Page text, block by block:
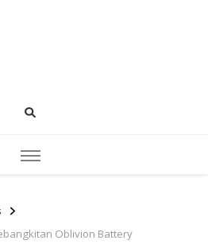
Populer Saat Ini
Oblivion Battery